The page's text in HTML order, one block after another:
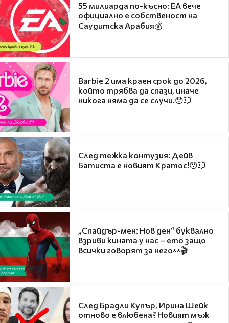
55 милиарда по-късно: EA вече
официално е собственост на
Саудитска Арабия💰
Barbie 2 има краен срок до 2026,
който трябва да спази, иначе
никога няма да се случи.😯💥
След тежка контузия: Дейв
Батиста е новият Кратос!😯💥
„Спайдър-мен: Нов ден“ буквално
взриви кината у нас – ето защо
всички говорят за него👀🎬
След Брадли Купър, Ирина Шейк
отново е влюбена? Новият мъж